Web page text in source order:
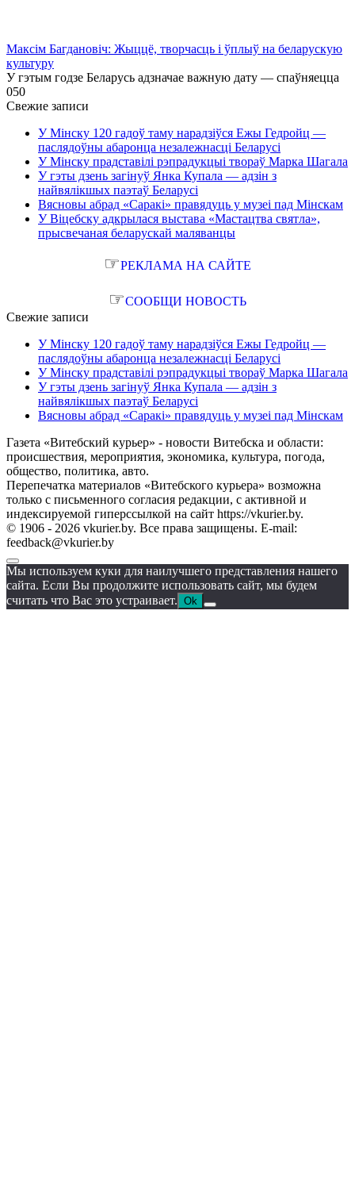
Максім Багдановіч: Жыццё, творчасць і ўплыў на беларускую
культуру
У гэтым годзе Беларусь адзначае важную дату — спаўняецца
050
Свежие записи
У Мінску 120 гадоў таму нарадзіўся Ежы Гедройц —
паслядоўны абаронца незалежнасці Беларусі
У Мінску прадставілі рэпрадукцыі твораў Марка Шагала
У гэты дзень загінуў Янка Купала — адзін з
найвялікшых паэтаў Беларусі
Вясновы абрад «Саракі» правядуць у музеі пад Мінскам
У Віцебску адкрылася выстава «Мастацтва святла»,
прысвечаная беларускай маляванцы
☞РЕКЛАМА НА САЙТЕ
☞СООБЩИ НОВОСТЬ
Свежие записи
У Мінску 120 гадоў таму нарадзіўся Ежы Гедройц —
паслядоўны абаронца незалежнасці Беларусі
У Мінску прадставілі рэпрадукцыі твораў Марка Шагала
У гэты дзень загінуў Янка Купала — адзін з
найвялікшых паэтаў Беларусі
Вясновы абрад «Саракі» правядуць у музеі пад Мінскам
Газета «Витебский курьер» - новости Витебска и области:
происшествия, мероприятия, экономика, культура, погода,
общество, политика, авто.
Перепечатка материалов «Витебского курьера» возможна
только с письменного согласия редакции, с активной и
индексируемой гиперссылкой на сайт https://vkurier.by.
© 1906 - 2026 vkurier.by. Все права защищены. E-mail:
feedback@vkurier.by
Мы используем куки для наилучшего представления нашего
сайта. Если Вы продолжите использовать сайт, мы будем
считать что Вас это устраивает. Ok